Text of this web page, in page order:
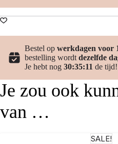
Bestel op werkdagen voor
bestelling wordt dezelfde
Je hebt nog 30:35:11 de tijd!
Je zou ook
van …
SALE!